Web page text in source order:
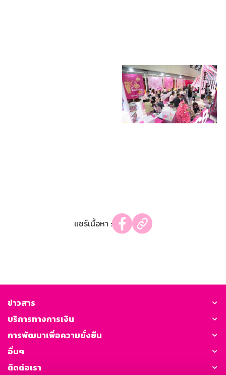
แชร์เนื้อหา :
ข่าวสาร
บริการทางการเงิน
การพัฒนาเพื่อความยั่งยืน
อื่นๆ
ติดต่อเรา